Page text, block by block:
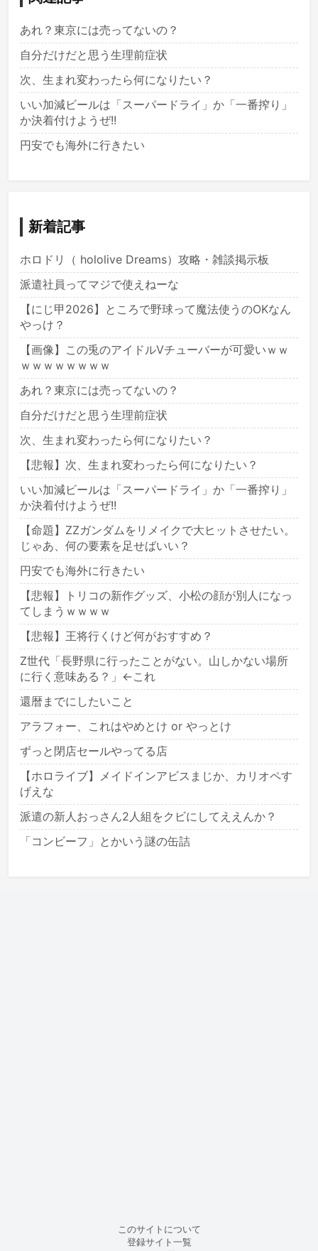
あれ？東京には売ってないの？
自分だけだと思う生理前症状
次、生まれ変わったら何になりたい？
いい加減ビールは「スーパードライ」か「一番搾り」
か決着付けようぜ!!
円安でも海外に行きたい
新着記事
ホロドリ（ hololive Dreams）攻略・雑談掲示板
派遣社員ってマジで使えねーな
【にじ甲2026】ところで野球って魔法使うのOKなん
やっけ？
【画像】この兎のアイドルVチューバーが可愛いｗｗ
ｗｗｗｗｗｗｗｗ
あれ？東京には売ってないの？
自分だけだと思う生理前症状
次、生まれ変わったら何になりたい？
【悲報】次、生まれ変わったら何になりたい？
いい加減ビールは「スーパードライ」か「一番搾り」
か決着付けようぜ!!
【命題】ZZガンダムをリメイクで大ヒットさせたい。
じゃあ、何の要素を足せばいい？
円安でも海外に行きたい
【悲報】トリコの新作グッズ、小松の顔が別人になっ
てしまうｗｗｗｗ
【悲報】王将行くけど何がおすすめ？
Z世代「長野県に行ったことがない。山しかない場所
に行く意味ある？」←これ
還暦までにしたいこと
アラフォー、これはやめとけ or やっとけ
ずっと閉店セールやってる店
【ホロライブ】メイドインアビスまじか、カリオペす
げえな
派遣の新人おっさん2人組をクビにしてええんか？
「コンビーフ」とかいう謎の缶詰
このサイトについて
登録サイト一覧